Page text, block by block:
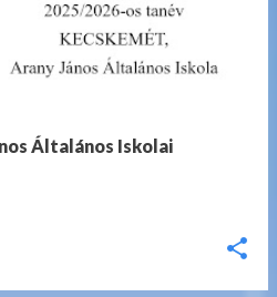
Általános Iskolai